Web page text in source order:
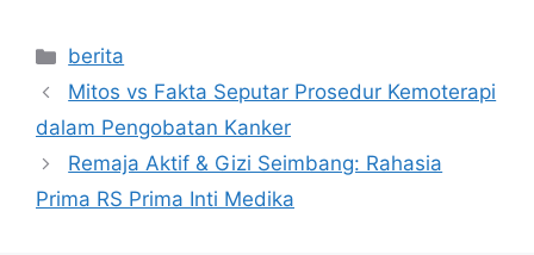
Kategori
berita
Mitos vs Fakta Seputar Prosedur Kemoterapi
dalam Pengobatan Kanker
Remaja Aktif & Gizi Seimbang: Rahasia
Prima RS Prima Inti Medika